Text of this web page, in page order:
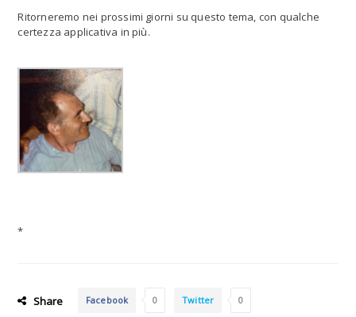
Ritorneremo nei prossimi giorni su questo tema, con qualche
certezza applicativa in più.
*
Share Facebook 0 Twitter 0